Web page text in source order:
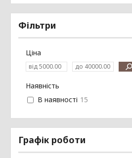
Фільтри
Ціна
Наявність
В наявності 15
Графік роботи